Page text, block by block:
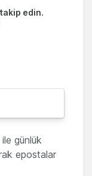
edin.
günlük
epostalar